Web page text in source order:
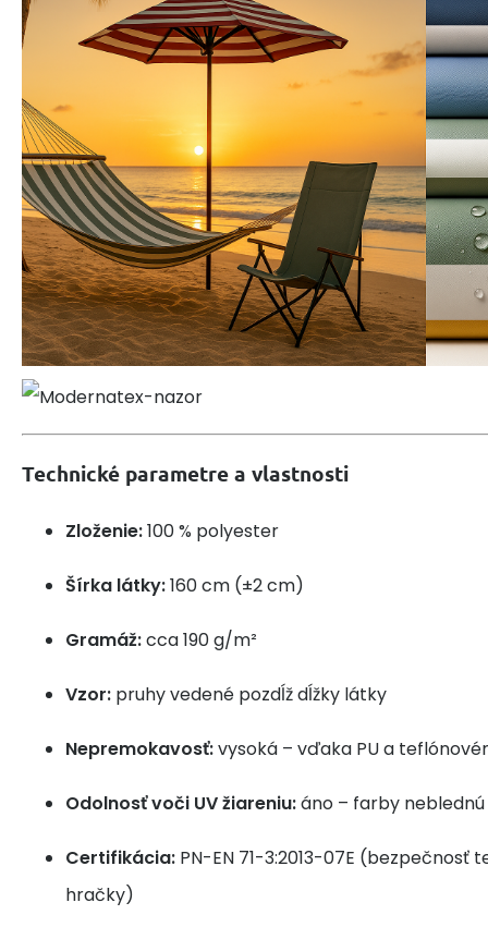
Technické parametre a vlastnosti
Zloženie:100 % polyester
Šírka látky:160 cm (±2 cm)
Gramáž:cca 190 g/m²
Vzor: pruhy vedené pozdĺž dĺžky látky
Nepremokavosť:vysoká – vďaka PU a
Odolnosť voči UV žiareniu:áno – farby neblednú
Certifikácia: PN-EN 71-3:2013-07E (bezpečnosť
hračky)